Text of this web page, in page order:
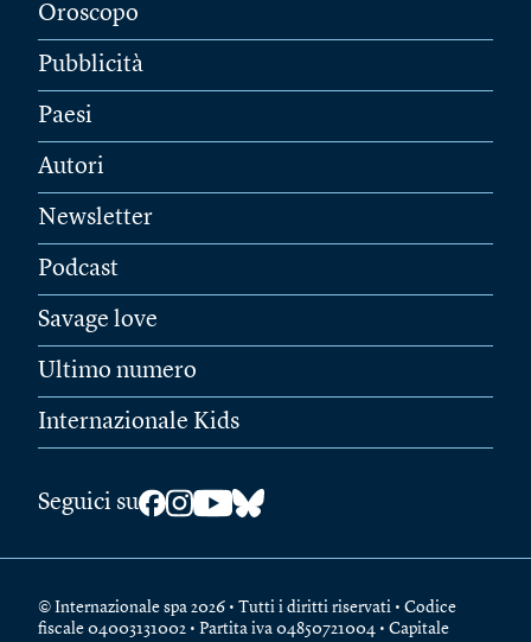
Oroscopo
Pubblicità
Paesi
Autori
Newsletter
Podcast
Savage love
Ultimo numero
Internazionale Kids
Seguici su
© Internazionale spa 2026 • Tutti i diritti riservati • Codice
fiscale 04003131002 • Partita iva 04850721004 • Capitale